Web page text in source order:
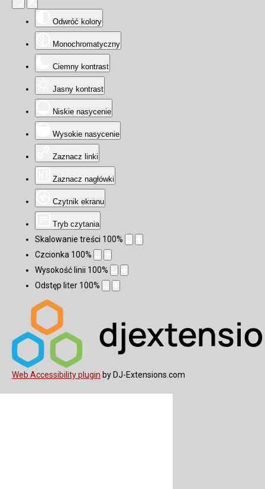
Odwróć kolory
Monochromatyczny
Ciemny kontrast
Jasny kontrast
Niskie nasycenie
Wysokie nasycenie
Zaznacz linki
Zaznacz nagłówki
Czytnik ekranu
Tryb czytania
Skalowanie treści 100%
Czcionka 100%
Wysokość linii 100%
Odstęp liter 100%
Web Accessibility plugin by DJ-Extensions.com